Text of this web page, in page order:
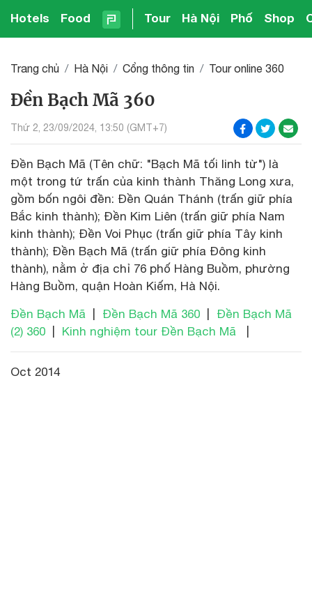
Hotels Food Tour Hà Nội Phố Shop
Trang chủ Hà Nội Cổng thông tin Tour online 360
Đền Bạch Mã 360
Thứ 2, 23/09/2024, 13:50 (GMT+7)
Đền Bạch Mã (Tên chữ: "Bạch Mã tối linh từ") là
một trong tứ trấn của kinh thành Thăng Long xưa,
gồm bốn ngôi đền: Đền Quán Thánh (trấn giữ phía
Bắc kinh thành); Đền Kim Liên (trấn giữ phía Nam
kinh thành); Đền Voi Phục (trấn giữ phía Tây kinh
thành); Đền Bạch Mã (trấn giữ phía Đông kinh
thành), nằm ở địa chỉ 76 phố Hàng Buồm, phường
Hàng Buồm, quận Hoàn Kiếm, Hà Nội.
Đền Bạch Mã
Đền Bạch Mã 360
Đền Bạch Mã
(2) 360
Kinh nghiệm tour Đền Bạch Mã
Oct 2014